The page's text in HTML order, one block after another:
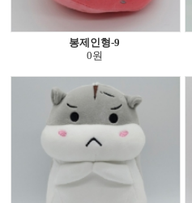
봉제인형-9
0원